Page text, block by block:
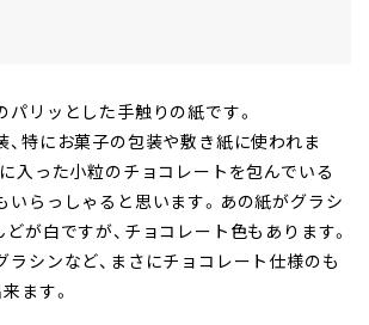
パリッとした手触りの紙です。
、特にお菓子の包装や敷き紙に使われま
入った小粒のチョコレートを包んでいる
いらっしゃると思います。あの紙がグラシ
が白ですが、チョコレート色もあります。
ラシンなど、まさにチョコレート仕様のも
ます。